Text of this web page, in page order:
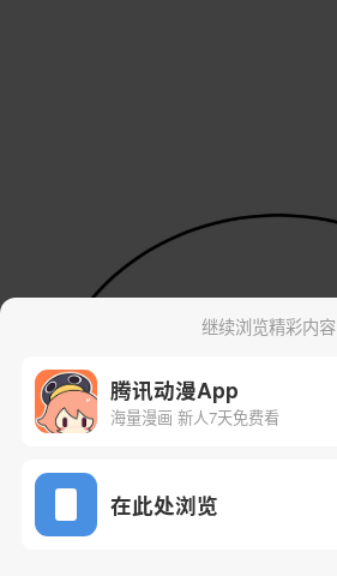
继续浏览精彩内容
腾讯动漫App
海量漫画 新人7天免费看
在此处浏览